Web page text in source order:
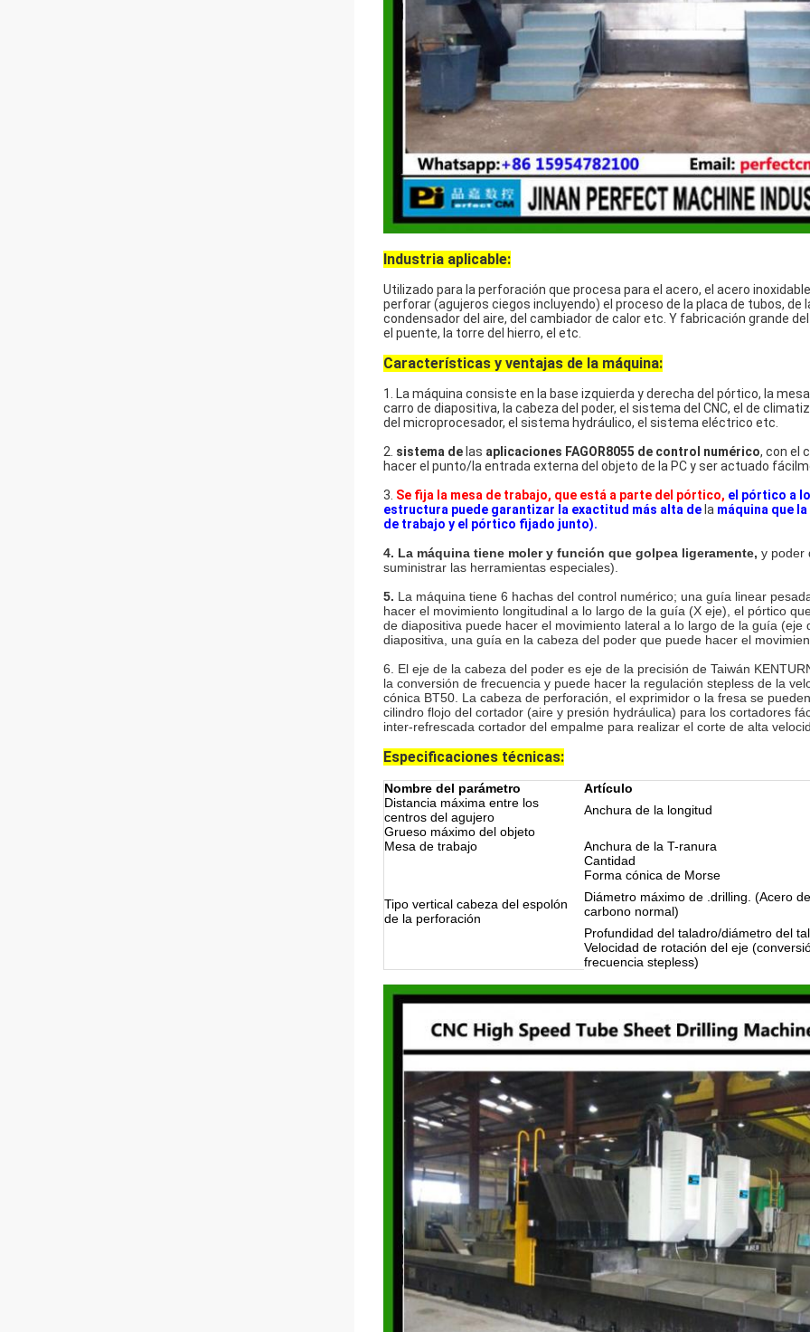
Industria aplicable:
Utilizado para la perforación que procesa para el acero, el acero
perforar (agujeros ciegos incluyendo) el proceso de la placa de tubos, de
condensador del aire, del cambiador de calor etc. Y fabricación grande
el puente, la torre del hierro, el etc.
Características y ventajas de la máquina:
1. La máquina consiste en la base izquierda y derecha del pórtico, la
carro de diapositiva, la cabeza del poder, el sistema del CNC, el de
del microprocesador, el sistema hydráulico, el sistema eléctrico etc.
2. sistema de las aplicaciones FAGOR8055 de control numérico, con el
hacer el punto/la entrada externa del objeto de la PC y ser actuado
3. Se fija la mesa de trabajo, que está a parte del pórtico, el pórtico a
estructura puede garantizar la exactitud más alta de la máquina que
de trabajo y el pórtico fijado junto).
4. La máquina tiene moler y función que golpea ligeramente, y poder
suministrar las herramientas especiales).
5. La máquina tiene 6 hachas del control numérico; una guía linear
hacer el movimiento longitudinal a lo largo de la guía (X eje), el pórtico
de diapositiva puede hacer el movimiento lateral a lo largo de la guía
diapositiva, una guía en la cabeza del poder que puede hacer el
6. El eje de la cabeza del poder es eje de la precisión de Taiwán
la conversión de frecuencia y puede hacer la regulación stepless de la
cónica BT50. La cabeza de perforación, el exprimidor o la fresa se
cilindro flojo del cortador (aire y presión hydráulica) para los cortadores
inter-refrescada cortador del empalme para realizar el corte de alta
Especificaciones técnicas:
Nombre del parámetro
Artículo
Distancia máxima entre los
centros del agujero
Anchura de la longitud
Grueso máximo del objeto
Mesa de trabajo
Anchura de la T-ranura
Tipo vertical cabeza del espolón
de la perforación
Cantidad
Forma cónica de Morse
Diámetro máximo de .drilling. (Acero de
carbono normal)
Profundidad del taladro/diámetro del
Velocidad de rotación del eje
frecuencia stepless)